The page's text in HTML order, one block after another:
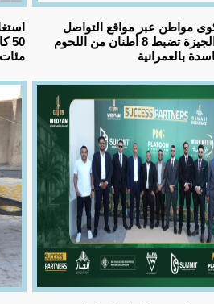
مواطن عبر مواقع التواصل
الاجتماعي.. الجيزة تضبط 8 أطنان من اللحوم
بالعمرانية